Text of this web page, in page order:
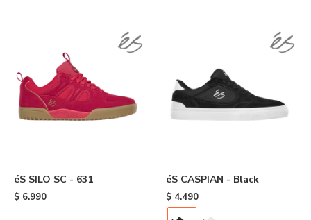
éS SILO SC - 631
$ 6.990
éS CASPIAN - Black
$ 4.490